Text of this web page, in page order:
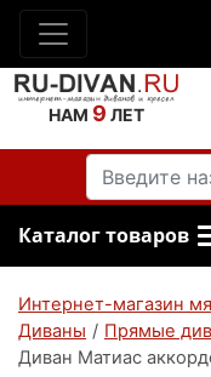
НАМ 9 ЛЕТ
Каталог товаров
Интернет-магазин
Диваны / Прямые
Диван Матиас